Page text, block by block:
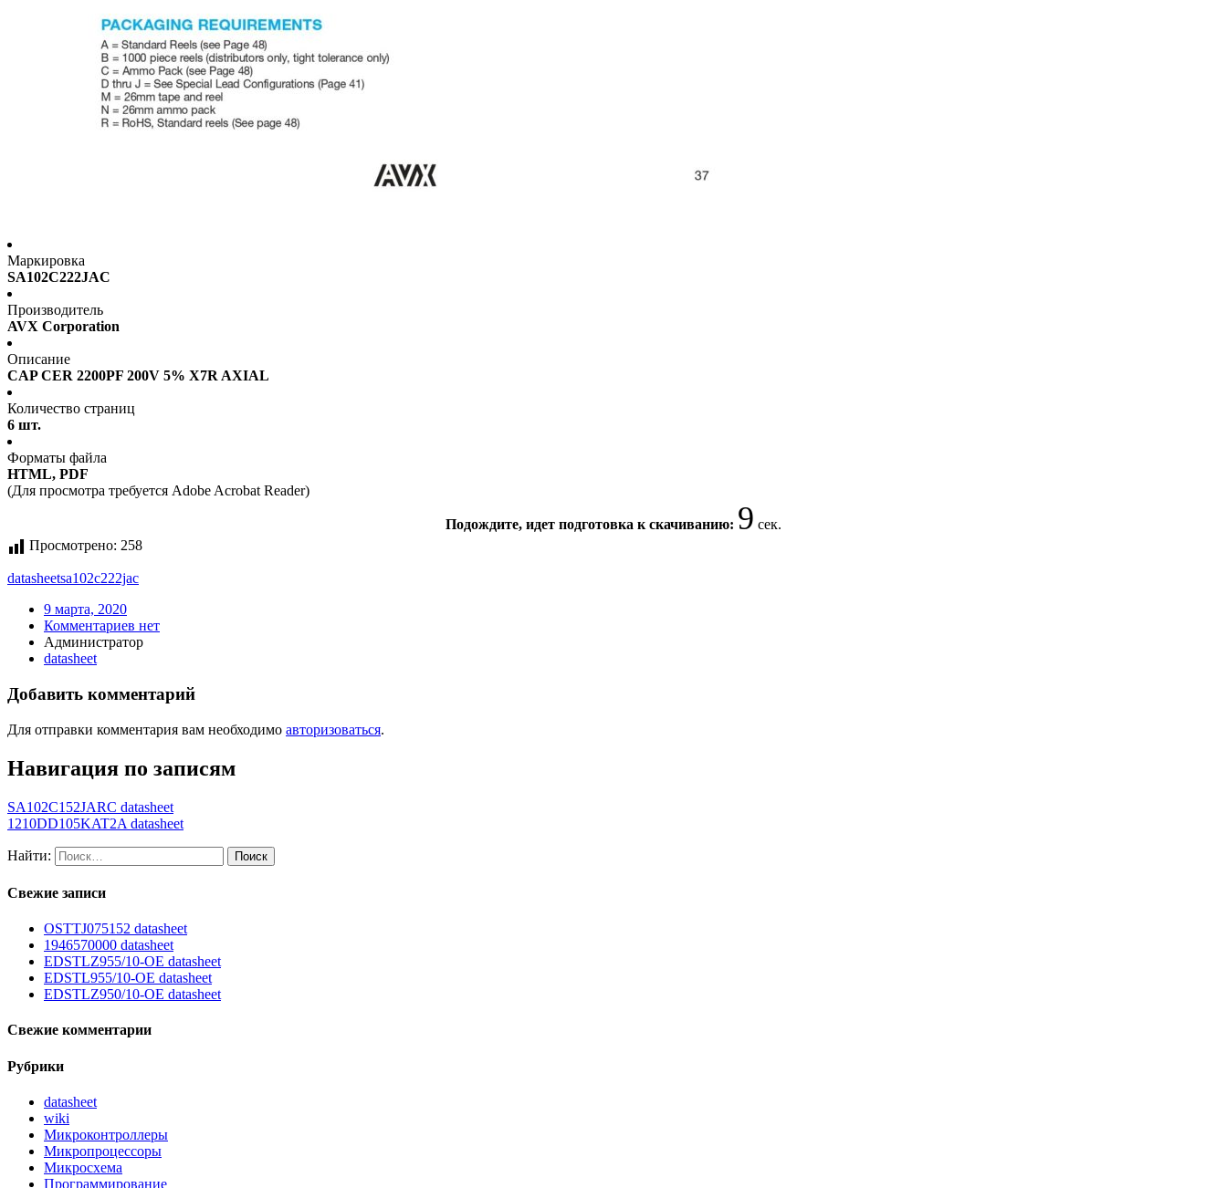
Маркировка
SA102C222JAC
Производитель
AVX Corporation
Описание
CAP CER 2200PF 200V 5% X7R AXIAL
Количество страниц
6 шт.
Форматы файла
HTML, PDF
(Для просмотра требуется Adobe Acrobat Reader)
Подождите, идет подготовка к скачиванию: 9 сек.
Просмотрено: 258
datasheetsa102c222jac
9 марта, 2020
Комментариев нет
Администратор
datasheet
Добавить комментарий
Для отправки комментария вам необходимо авторизоваться.
Навигация по записям
SA102C152JARC datasheet
1210DD105KAT2A datasheet
Найти:
Свежие записи
OSTTJ075152 datasheet
1946570000 datasheet
EDSTLZ955/10-OE datasheet
EDSTL955/10-OE datasheet
EDSTLZ950/10-OE datasheet
Свежие комментарии
Рубрики
datasheet
wiki
Микроконтроллеры
Микропроцессоры
Микросхема
Программирование